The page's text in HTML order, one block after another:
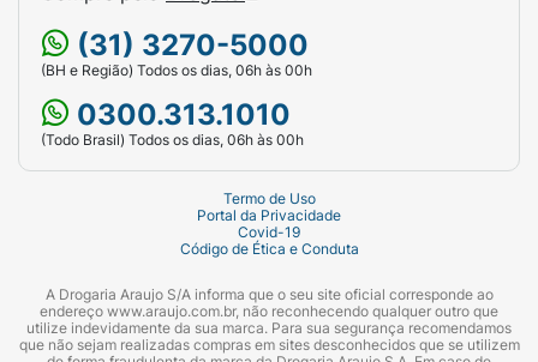
(31) 3270-5000
(BH e Região) Todos os dias, 06h às 00h
0300.313.1010
(Todo Brasil) Todos os dias, 06h às 00h
Termo de Uso
Portal da Privacidade
Covid-19
Código de Ética e Conduta
A Drogaria Araujo S/A informa que o seu site oficial corresponde ao
endereço www.araujo.com.br, não reconhecendo qualquer outro que
utilize indevidamente da sua marca. Para sua segurança recomendamos
que não sejam realizadas compras em sites desconhecidos que se utilizem